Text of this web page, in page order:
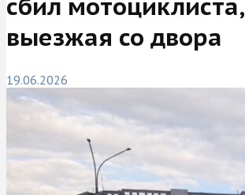
выезжая со двора
19.06.2026